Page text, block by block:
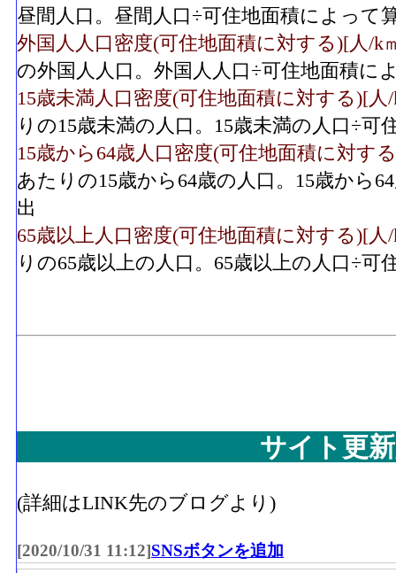
昼間人口。昼間人口÷可住地面積によって
外国人人口密度(可住地面積に対する)[人/k
の外国人人口。外国人人口÷可住地面積に
15歳未満人口密度(可住地面積に対する)[人
りの15歳未満の人口。15歳未満の人口÷可
15歳から64歳人口密度(可住地面積に対す
あたりの15歳から64歳の人口。15歳から
出
65歳以上人口密度(可住地面積に対する)[人/
りの65歳以上の人口。65歳以上の人口÷可
サイト更
(詳細はLINK先のブログより)
[2020/10/31 11:12]SNSボタンを追加